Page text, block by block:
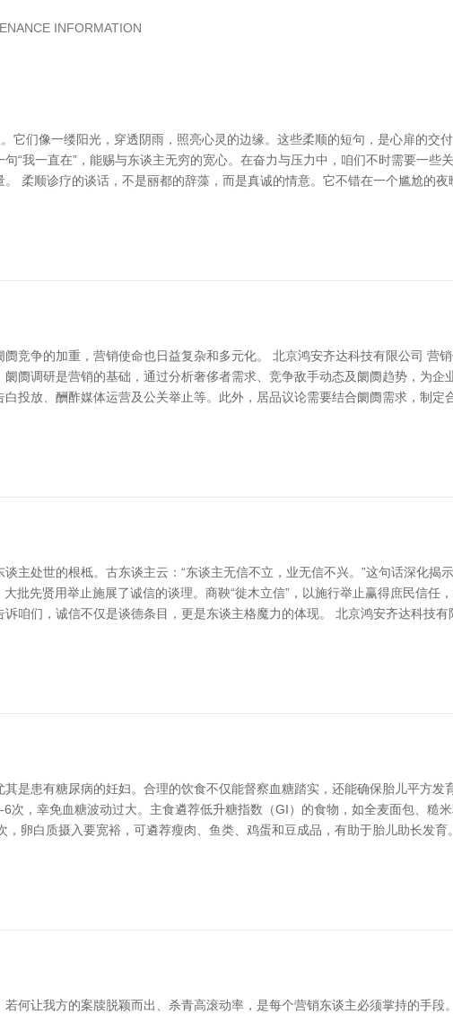
INFORMATION
们像一缕阳光，穿透阴雨，照亮心灵的边缘。这些柔顺的短句，是心扉的交
“我一直在”，能赐与东谈主无穷的宽心。在奋力与压力中，咱们不时需要一些
柔顺诊疗的谈话，不是丽都的辞藻，而是真诚的情意。它不错在一个尴尬的夜
竞争的加重，营销使命也日益复杂和多元化。 北京鸿安齐达科技有限公司 营
阓调研是营销的基础，通过分析奢侈者需求、竞争敌手动态及阛阓趋势，为企
投放、酬酢媒体运营及公关举止等。此外，居品议论需要结合阛阓需求，制定
主处世的根柢。古东谈主云：“东谈主无信不立，业无信不兴。”这句话深化揭
批先贤用举止施展了诚信的谈理。商鞅“徙木立信”，以施行举止赢得庶民信任
咱们，诚信不仅是谈德条目，更是东谈主格魔力的体现。 北京鸿安齐达科技有
是患有糖尿病的妊妇。合理的饮食不仅能督察血糖踏实，还能确保胎儿平方发
次，幸免血糖波动过大。主食遴荐低升糖指数（GI）的食物，如全麦面包、糙
卵白质摄入要宽裕，可遴荐瘦肉、鱼类、鸡蛋和豆成品，有助于胎儿助长发育
何让我方的案牍脱颖而出、杀青高滚动率，是每个营销东谈主必须掌持的手段